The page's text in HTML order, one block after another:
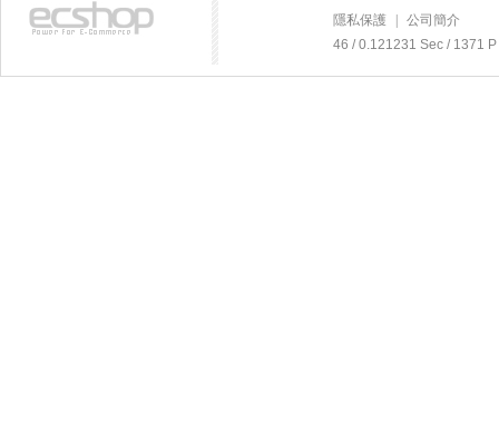
隱私保護
公司簡介
46 / 0.121231 Sec / 1371